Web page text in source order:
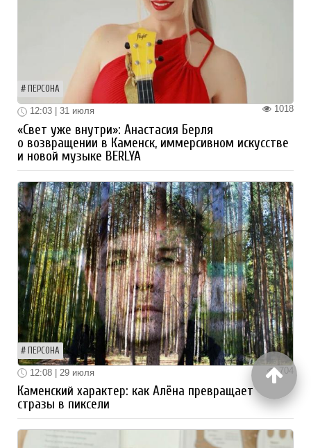
ПЕРСОНА
1018
12:03 | 31 июля
«Свет уже внутри»: Анастасия Берля
о возвращении в Каменск, иммерсивном искусстве
и новой музыке BERLYA
ПЕРСОНА
704
12:08 | 29 июля
Каменский характер: как Алёна превращает
стразы в пиксели